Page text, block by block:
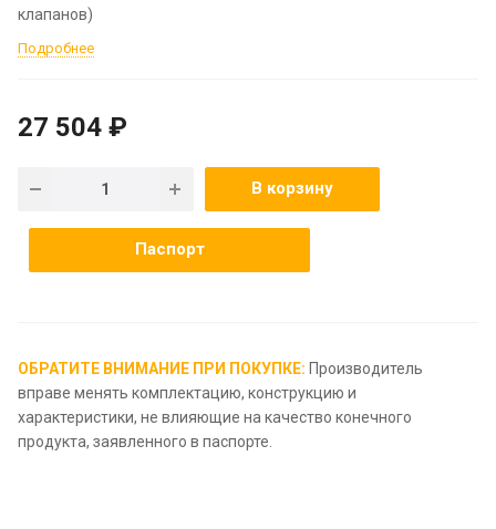
клапанов)
Подробнее
27 504 ₽
В корзину
Паспорт
ОБРАТИТЕ ВНИМАНИЕ ПРИ ПОКУПКЕ: Производитель
вправе менять комплектацию, конструкцию и
характеристики, не влияющие на качество конечного
продукта, заявленного в паспорте.